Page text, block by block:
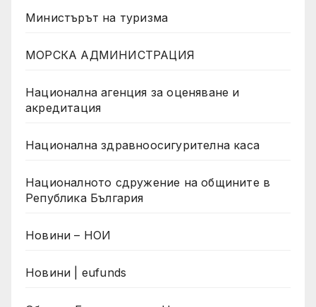
Министърът на туризма
МОРСКА АДМИНИСТРАЦИЯ
Национална агенция за оценяване и
акредитация
Национална здравноосигурителна каса
Националното сдружение на общините в
Република България
Новини – НОИ
Новини | eufunds